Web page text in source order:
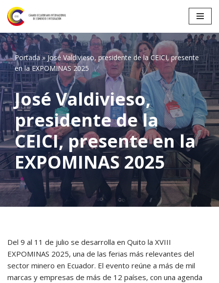
Saltar
al
contenido
Portada» José Valdivieso, presidente de la CEICI, presente
en la EXPOMINAS 2025
José Valdivieso,
presidente de la
CEICI, presente en la
EXPOMINAS 2025
Del 9 al 11 de julio se desarrolla en Quito la XVIII
EXPOMINAS 2025, una de las ferias más relevantes del
sector minero en Ecuador. El evento reúne a más de mil
marcas y empresas de más de 12 países, con una agenda